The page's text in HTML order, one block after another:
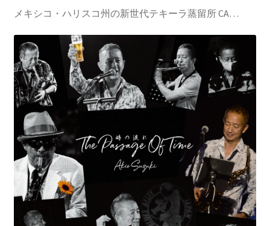
メキシコ・ハリスコ州の新世代テキーラ蒸留所 CA…